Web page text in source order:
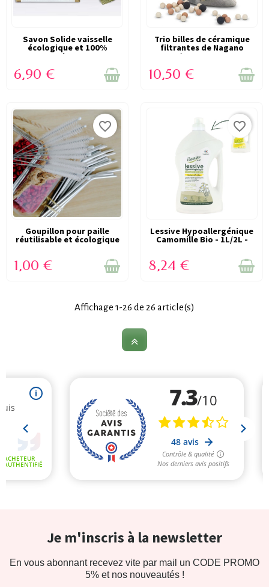
VICTIME DE SON SUCCÈS
(RUPTURE)
Savon Solide vaisselle
écologique et 100%
naturel 200g -...
6,90 €
VICTIME DE SON SUCCÈS
(RUPTURE)
Trio billes de céramique
filtrantes de Nagano
(pour eau...
10,50 €
VICTIME DE SON SUCCÈS
(RUPTURE)
favorite_border
Goupillon pour paille
réutilisable et écologique
1,00 €
VICTIME DE SON SUCCÈS
(RUPTURE)
favorite_border
Lessive Hypoallergénique
Camomille Bio - 1L/2L -
8,24 €
Affichage 1-26 de 26 article(s)
Je m'inscris à la newsletter
En vous abonnant recevez vite par mail un CODE PROMO
5% et nos nouveautés !